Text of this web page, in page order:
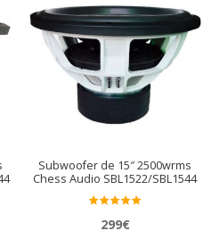
Subwoofer de 15″ 2500wrms
Chess Audio SBL1522/SBL1544
do en
299€